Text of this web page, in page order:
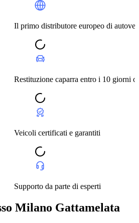
distributore europeo di autovetture
caparra entro i 10 giorni o a 1000 km
certificati e garantiti
da parte di esperti
Milano Gattamelata